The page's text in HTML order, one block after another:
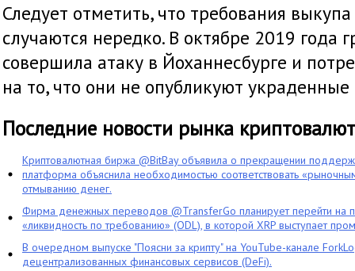
Следует отметить, что требования
случаются нередко. В октябре 2019 года
совершила атаку в Йоханнесбурге и
на то, что они не опубликуют
Последние новости рынка криптовалют
Криптовалютная биржа @BitBay объявила о прекращении
платформа объяснила необходимостью соответствовать
отмыванию денег.
Фирма денежных переводов @TransferGo планирует перейти на
«ликвидность по требованию» (ODL), в которой XRP выступает
В очередном выпуске "Поясни за крипту" на YouTube-канале
децентрализованных финансовых сервисов (DeFi).